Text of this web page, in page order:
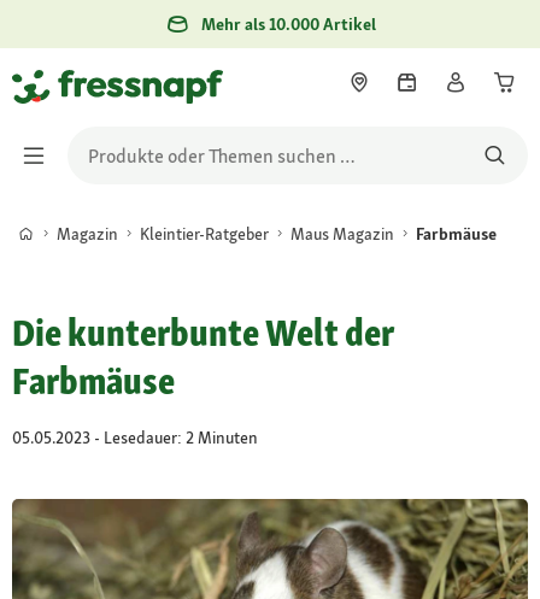
Mehr als 10.000 Artikel
Magazin Kleintier-Ratgeber Maus Magazin Farbmäuse
Die kunterbunte Welt der
Farbmäuse
05.05.2023 - Lesedauer: 2 Minuten